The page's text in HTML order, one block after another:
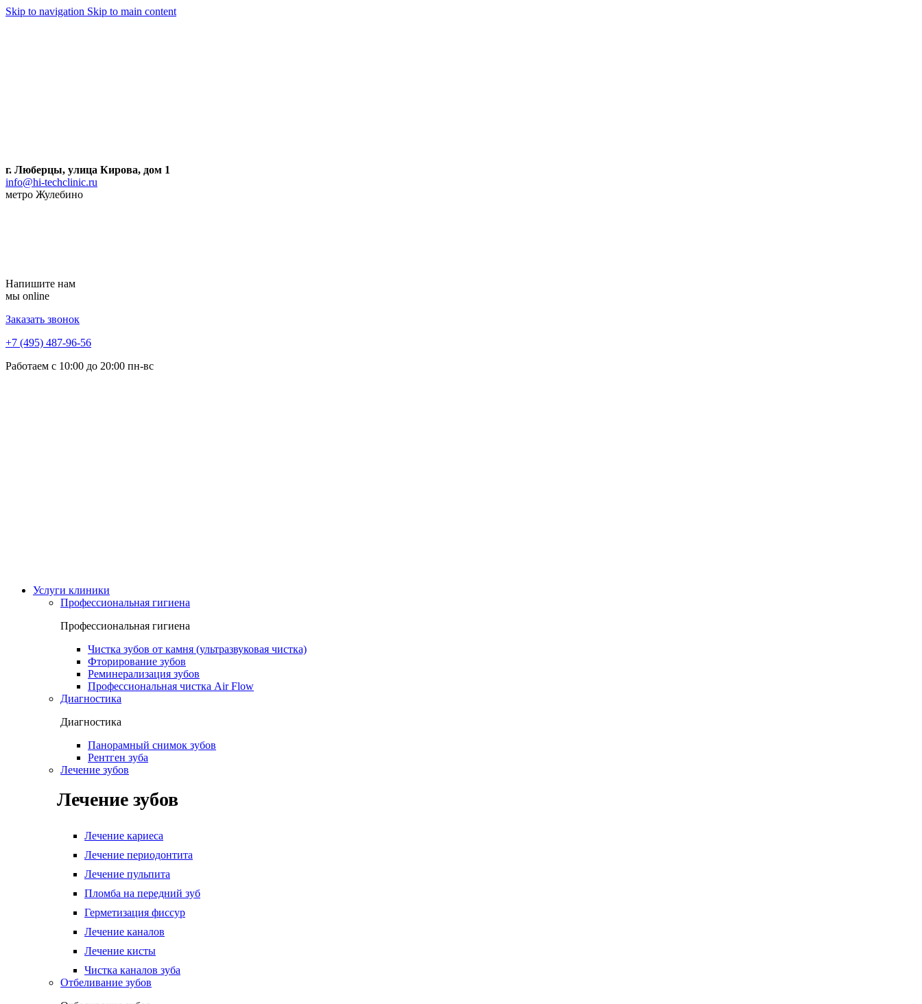
Skip to navigation Skip to main content
г. Люберцы, улица Кирова, дом 1
info@hi-techclinic.ru
метро Жулебино
Напишите нам
мы online
Заказать звонок
+7 (495) 487-96-56
Работаем c 10:00 до 20:00 пн-вс
Услуги клиники
Профессиональная гигиена
Профессиональная гигиена
Чистка зубов от камня (ультразвуковая чистка)
Фторирование зубов
Реминерализация зубов
Профессиональная чистка Air Flow
Диагностика
Диагностика
Панорамный снимок зубов
Рентген зуба
Лечение зубов
Лечение зубов
Лечение кариеса
Лечение периодонтита
Лечение пульпита
Пломба на передний зуб
Герметизация фиссур
Лечение каналов
Лечение кисты
Чистка каналов зуба
Отбеливание зубов